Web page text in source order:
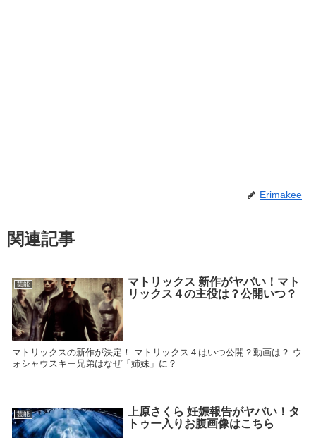
Erimakee
関連記事
芸能
マトリックス 新作がヤバい！マト
リックス４の主役は？公開いつ？
マトリックスの新作が決定！ マトリックス４はいつ公開？動画は？ ウ
ォシャウスキー兄弟はなぜ「姉妹」に？
芸能
上原さくら 妊娠報告がヤバい！タ
トゥー入りお腹画像はこちら